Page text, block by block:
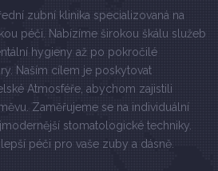
zubní klinika specializovaná na
péči. Nabízíme širokou škálu služeb
hygieny až po pokročilé
Naším cílem je poskytovat
Atmosféře, abychom zajistili
Zaměřujeme se na individuální
stomatologické techniky.
péči pro vaše zuby a dásně.